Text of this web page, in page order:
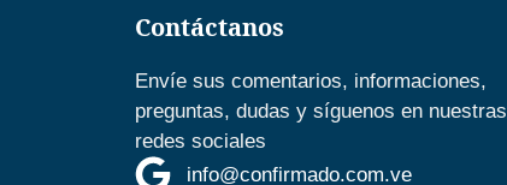
Contáctanos
Envíe sus comentarios, informaciones,
preguntas, dudas y síguenos en nuestras
redes sociales
info@confirmado.com.ve